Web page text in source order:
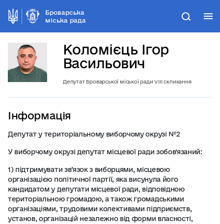
Броварська
міська рада
Пошук
Коломієць Ігор
Васильович
Депутат Броварської міської ради VІІІ скликання
Інформація
Депутат у територіальному виборчому окрузі №2
У виборчому окрузі депутат місцевої ради зобов'язаний:
1) підтримувати зв’язок з виборцями, місцевою
організацією політичної партії, яка висунула його
кандидатом у депутати місцевої ради, відповідною
територіальною громадою, а також громадськими
організаціями, трудовими колективами підприємств,
установ, організацій незалежно від форми власності,